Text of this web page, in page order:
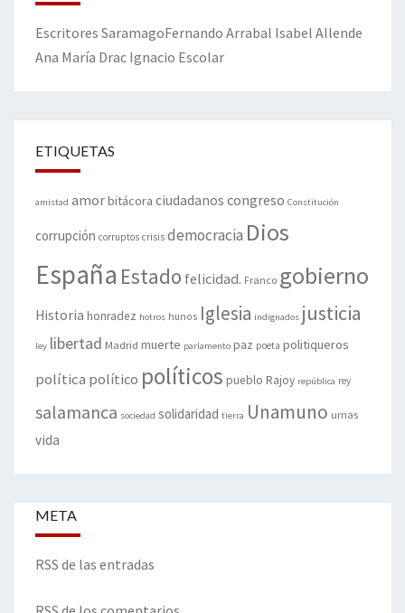
Escritores SaramagoFernando Arrabal Isabel Allende
Ana María Drac Ignacio Escolar
ETIQUETAS
amistad amorbitácora ciudadanos congreso Constitución
corrupción corruptos crisis democracia Dios
España Estado felicidad. Franco gobierno
Historia honradez hotros hunos Iglesia indignados justicia
ley libertad Madrid muerte parlamento paz poeta politiqueros
política político políticos pueblo Rajoy república rey
salamanca sociedad solidaridad tierra Unamuno urnas
vida
META
RSS de las entradas